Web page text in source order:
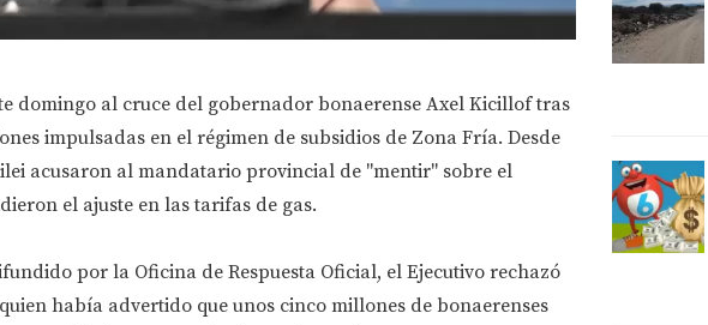
domingo al cruce del gobernador bonaerense Axel Kicillof tras
impulsadas en el régimen de subsidios de Zona Fría. Desde
acusaron al mandatario provincial de "mentir" sobre el
el ajuste en las tarifas de gas.
por la Oficina de Respuesta Oficial, el Ejecutivo rechazó
había advertido que unos cinco millones de bonaerenses